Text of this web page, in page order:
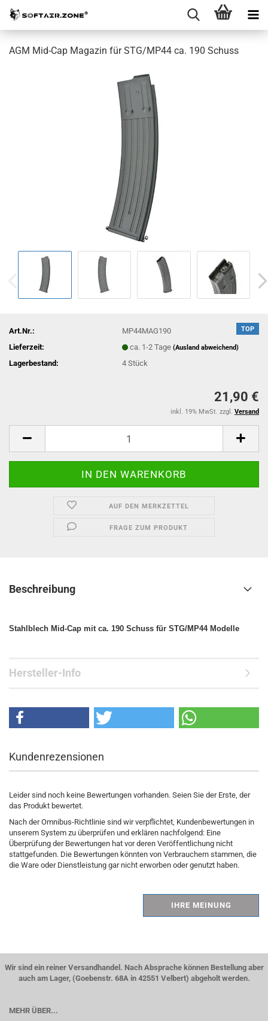
AGM Mid-Cap Magazin für STG/MP44 ca. 190 Schuss
TOP
Art.Nr.:
MP44MAG190
Lieferzeit:
ca. 1-2 Tage(Ausland abweichend)
Lagerbestand: 4Stück
21,90 €
inkl. 19% MwSt. zzgl. Versand
AUF DEN MERKZETTEL
FRAGE ZUM PRODUKT
Beschreibung
Stahlblech Mid-Cap mit ca. 190 Schuss für STG/MP44 Modelle
Hersteller-Info
Kundenrezensionen
Leider sind noch keine Bewertungen vorhanden. Seien Sie der Erste, der
das Produkt bewertet.
Nach der Omnibus-Richtlinie sind wir verpflichtet, Kundenbewertungen in
unserem System zu überprüfen und erklären nachfolgend: Eine
Überprüfung der Bewertungen hat vor deren Veröffentlichung nicht
stattgefunden. Die Bewertungen könnten von Verbrauchern stammen, die
die Ware oder Dienstleistung gar nicht erworben oder genutzt haben.
IHRE MEINUNG
Wir sind ein reiner Versandhandel. Nach Absprache können Bestellung aber
auch am Lager, (Goebenstr. 68A in 42551 Velbert) abgeholt werden.
MEHR ÜBER...